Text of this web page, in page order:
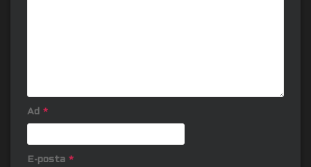
Ad *
E-posta *